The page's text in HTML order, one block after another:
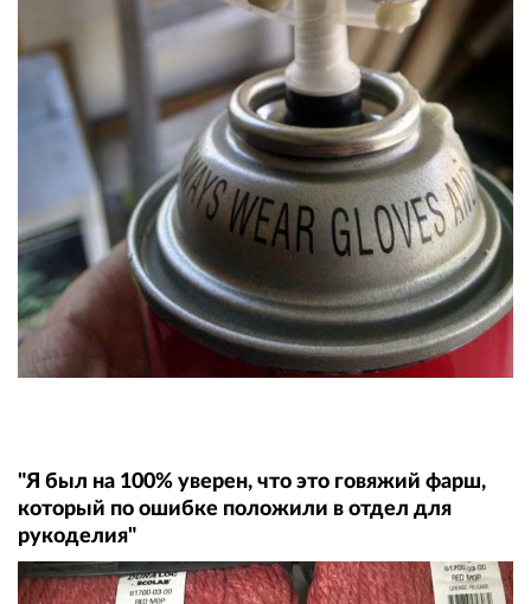
"Я был на 100% уверен, что это говяжий фарш,
который по ошибке положили в отдел для
рукоделия"